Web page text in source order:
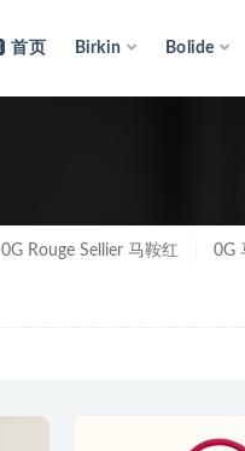
首页 Birkin Bolide
0G Rouge Sellier 马鞍红 0G